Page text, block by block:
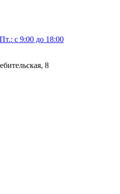
с 9:00 до 18:00
8